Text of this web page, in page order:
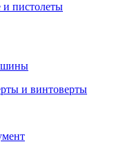
пистолеты
и винтоверты